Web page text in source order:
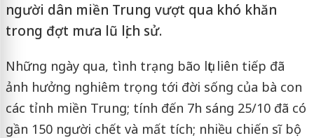
người dân miền Trung vượt qua khó khăn
trong đợt mưa lũ lịch sử.
Những ngày qua, tình trạng bão lụt liên tiếp đã
ảnh hưởng nghiêm trọng tới đời sống của bà con
các tỉnh miền Trung; tính đến 7h sáng 25/10 đã có
gần 150 người chết và mất tích; nhiều chiến sĩ bộ